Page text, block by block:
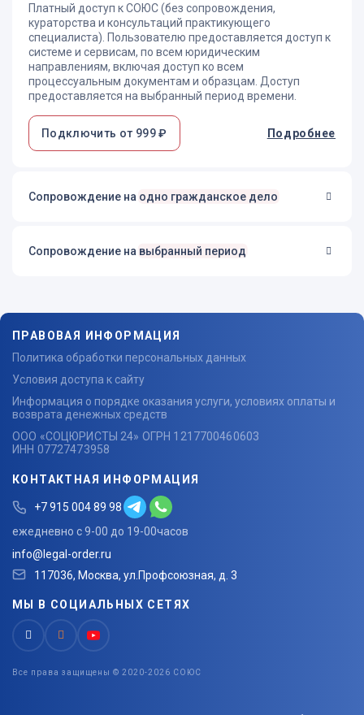
Платный доступ к СОЮС (без сопровождения,
кураторства и консультаций практикующего
специалиста). Пользователю предоставляется доступ к
системе и сервисам, по всем юридическим
направлениям, включая доступ ко всем
процессуальным документам и образцам. Доступ
предоставляется на выбранный период времени.
Подключить от 999 ₽ Подробнее
Сопровождение на одно гражданское дело
Сопровождение на выбранный период
ПРАВОВАЯ ИНФОРМАЦИЯ
Политика обработки персональных данных
Условия доступа к сайту
Информация о порядке оказания услуги, условиях оплаты и
возврата денежных средств
ООО «СОЦЮРИСТЫ 24» ОГРН 1217700460603
ИНН 07727473958
КОНТАКТНАЯ ИНФОРМАЦИЯ
+7 915 004 89 98
ежедневно с 9-00 до 19-00часов
info@legal-order.ru
117036, Москва, ул.Профсоюзная, д. 3
МЫ В СОЦИАЛЬНЫХ СЕТЯХ
Все права защищены © 2020-2026 СОЮС